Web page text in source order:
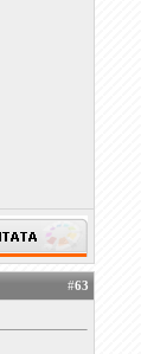
#63